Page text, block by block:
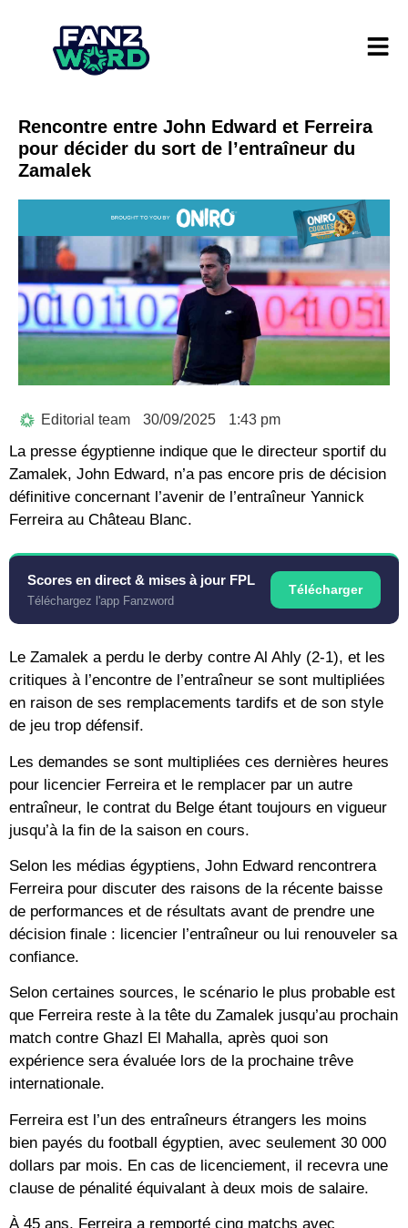
Rencontre entre John Edward et Ferreira
pour décider du sort de l’entraîneur du
Zamalek
Editorial team 30/09/2025 1:43 pm
La presse égyptienne indique que le directeur sportif du
Zamalek, John Edward, n’a pas encore pris de décision
définitive concernant l’avenir de l’entraîneur Yannick
Ferreira au Château Blanc.
Scores en direct & mises à jour FPL
Téléchargez l'app Fanzword
Télécharger
Le Zamalek a perdu le derby contre Al Ahly (2-1), et les
critiques à l’encontre de l’entraîneur se sont multipliées
en raison de ses remplacements tardifs et de son style
de jeu trop défensif.
Les demandes se sont multipliées ces dernières heures
pour licencier Ferreira et le remplacer par un autre
entraîneur, le contrat du Belge étant toujours en vigueur
jusqu’à la fin de la saison en cours.
Selon les médias égyptiens, John Edward rencontrera
Ferreira pour discuter des raisons de la récente baisse
de performances et de résultats avant de prendre une
décision finale : licencier l’entraîneur ou lui renouveler sa
confiance.
Selon certaines sources, le scénario le plus probable est
que Ferreira reste à la tête du Zamalek jusqu’au prochain
match contre Ghazl El Mahalla, après quoi son
expérience sera évaluée lors de la prochaine trêve
internationale.
Ferreira est l’un des entraîneurs étrangers les moins
bien payés du football égyptien, avec seulement 30 000
dollars par mois. En cas de licenciement, il recevra une
clause de pénalité équivalant à deux mois de salaire.
À 45 ans, Ferreira a remporté cinq matchs avec